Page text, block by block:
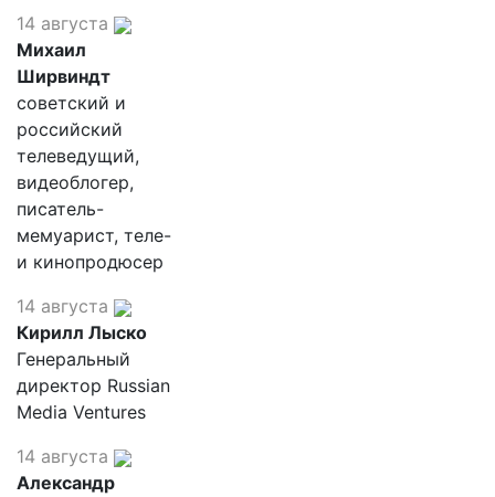
14 августа
Михаил
Ширвиндт
советский и
российский
телеведущий,
видеоблогер,
писатель-
мемуарист, теле-
и кинопродюсер
14 августа
Кирилл Лыско
Генеральный
директор Russian
Media Ventures
14 августа
Александр